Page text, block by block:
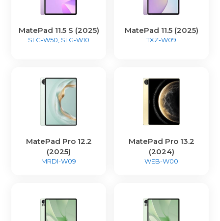
MatePad 11.5 S (2025)
SLG-W50, SLG-W10
MatePad 11.5 (2025)
TXZ-W09
MatePad Pro 12.2
(2025)
MRDI-W09
MatePad Pro 13.2
(2024)
WEB-W00